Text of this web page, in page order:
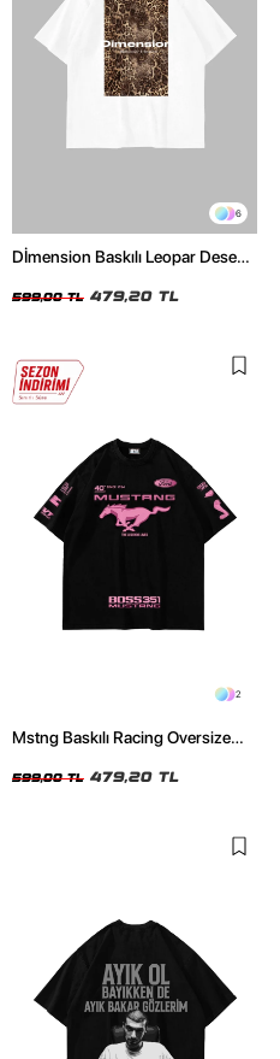
6
Dİmension Baskılı Leopar Desenli
Tshirt
599,00 TL 479,20 TL
2
Mstng Baskılı Racing Oversize
599,00 TL 479,20 TL